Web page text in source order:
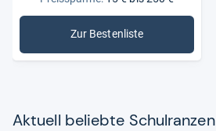
Zur Bestenliste
: Schulranzen
Aktu­ell beliebte Schul­ran­zen